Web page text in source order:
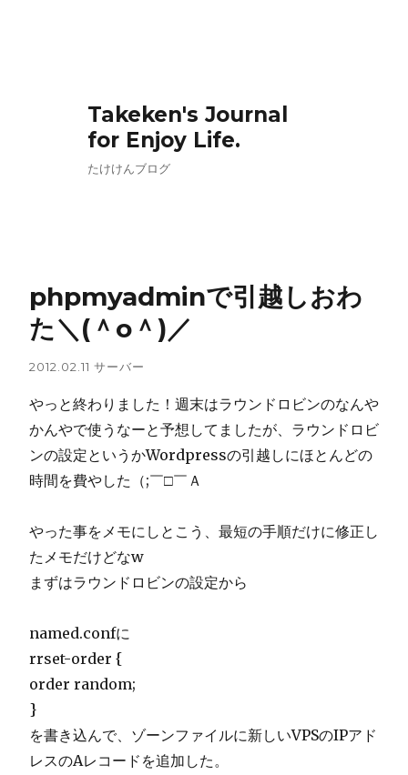
Takeken's Journal
for Enjoy Life.
たけけんブログ
phpmyadminで引越しおわ
た＼(＾o＾)／
2012.02.11 サーバー
やっと終わりました！週末はラウンドロビンのなんや
かんやで使うなーと予想してましたが、ラウンドロビ
ンの設定というかWordpressの引越しにほとんどの
時間を費やした（;￣□￣Ａ
やった事をメモにしとこう、最短の手順だけに修正し
たメモだけどなw
まずはラウンドロビンの設定から
named.confに
rrset-order {
order random;
}
を書き込んで、ゾーンファイルに新しいVPSのIPアド
レスのAレコードを追加した。